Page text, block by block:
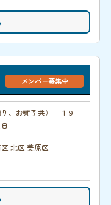
メンバー募集中
、お囃子共） １９
北区 美原区